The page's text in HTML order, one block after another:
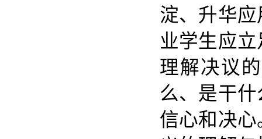
淀、升华
业学生应
理解决议
么、是干
信心和决